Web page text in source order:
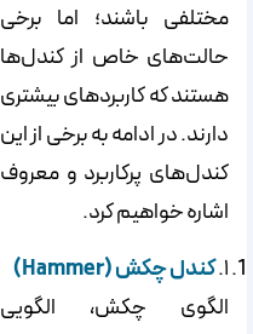
مختلفی باشند؛ اما برخی
حالت‌‌‌‌‌های خاص از کندل‌‌‌‌‌ها
هستند که کاربردهای بیشتری
دارند. در ادامه به برخی از این
کندل‌‌‌‌‌های پرکاربرد و معروف
اشاره خواهیم کرد.
۱. کندلچکش(Hammer)
الگوی چکش، الگویی